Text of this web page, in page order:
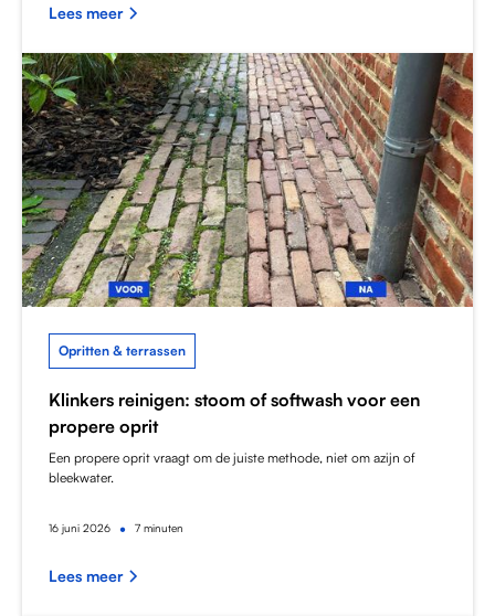
Lees meer
Opritten & terrassen
Klinkers reinigen: stoom of softwash voor een
propere oprit
Een propere oprit vraagt om de juiste methode, niet om azijn of
bleekwater.
16 juni 2026 • 7 minuten
Lees meer